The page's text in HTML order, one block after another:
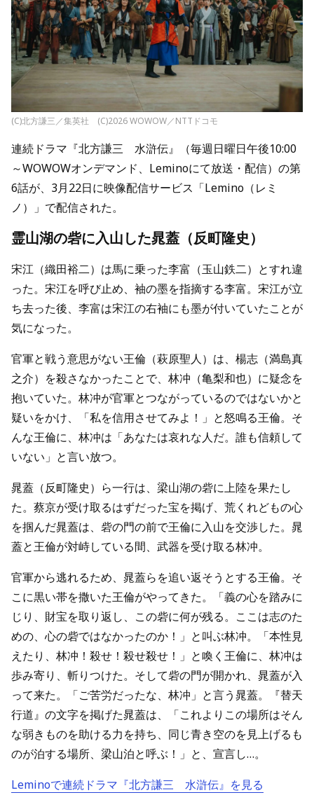
(C)北方謙三／集英社 (C)2026 WOWOW／NTTドコモ
連続ドラマ『北方謙三 水滸伝』（毎週日曜日午後10:00
～WOWOWオンデマンド、Leminoにて放送・配信）の第
6話が、3月22日に映像配信サービス「Lemino（レミ
ノ）」で配信された。
霊山湖の砦に入山した晁蓋（反町隆史）
宋江（織田裕二）は馬に乗った李富（玉山鉄二）とすれ違
った。宋江を呼び止め、袖の墨を指摘する李富。宋江が立
ち去った後、李富は宋江の右袖にも墨が付いていたことが
気になった。
官軍と戦う意思がない王倫（萩原聖人）は、楊志（満島真
之介）を殺さなかったことで、林冲（亀梨和也）に疑念を
抱いていた。林冲が官軍とつながっているのではないかと
疑いをかけ、「私を信用させてみよ！」と怒鳴る王倫。そ
んな王倫に、林冲は「あなたは哀れな人だ。誰も信頼して
いない」と言い放つ。
晁蓋（反町隆史）ら一行は、梁山湖の砦に上陸を果たし
た。蔡京が受け取るはずだった宝を掲げ、荒くれどもの心
を掴んだ晁蓋は、砦の門の前で王倫に入山を交渉した。晁
蓋と王倫が対峙している間、武器を受け取る林冲。
官軍から逃れるため、晁蓋らを追い返そうとする王倫。そ
こに黒い帯を撒いた王倫がやってきた。「義の心を踏みに
じり、財宝を取り返し、この砦に何が残る。ここは志のた
めの、心の砦ではなかったのか！」と叫ぶ林冲。「本性見
えたり、林冲！殺せ！殺せ殺せ！」と喚く王倫に、林冲は
歩み寄り、斬りつけた。そして砦の門が開かれ、晁蓋が入
って来た。「ご苦労だったな、林冲」と言う晁蓋。『替天
行道』の文字を掲げた晁蓋は、「これよりこの場所はそん
な弱きものを助ける力を持ち、同じ青き空のを見上げるも
のが泊する場所、梁山泊と呼ぶ！」と、宣言し…。
Leminoで連続ドラマ『北方謙三 水滸伝』を見る